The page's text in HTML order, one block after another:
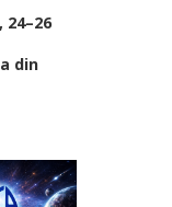
24–26
din